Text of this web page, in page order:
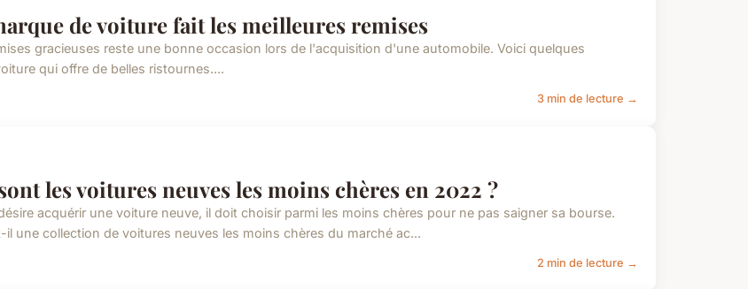
de voiture fait les meilleures remises
gracieuses reste une bonne occasion lors de l'acquisition d'une automobile. Voici quelques
qui offre de belles ristournes....
3 min de lecture →
les voitures neuves les moins chères en 2022 ?
acquérir une voiture neuve, il doit choisir parmi les moins chères pour ne pas saigner sa bourse.
il une collection de voitures neuves les moins chères du marché ac...
2 min de lecture →